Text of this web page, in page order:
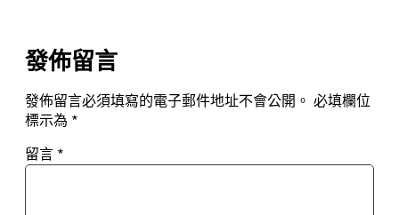
發佈留言
發佈留言必須填寫的電子郵件地址不會公開。 必填欄位
標示為 *
留言 *